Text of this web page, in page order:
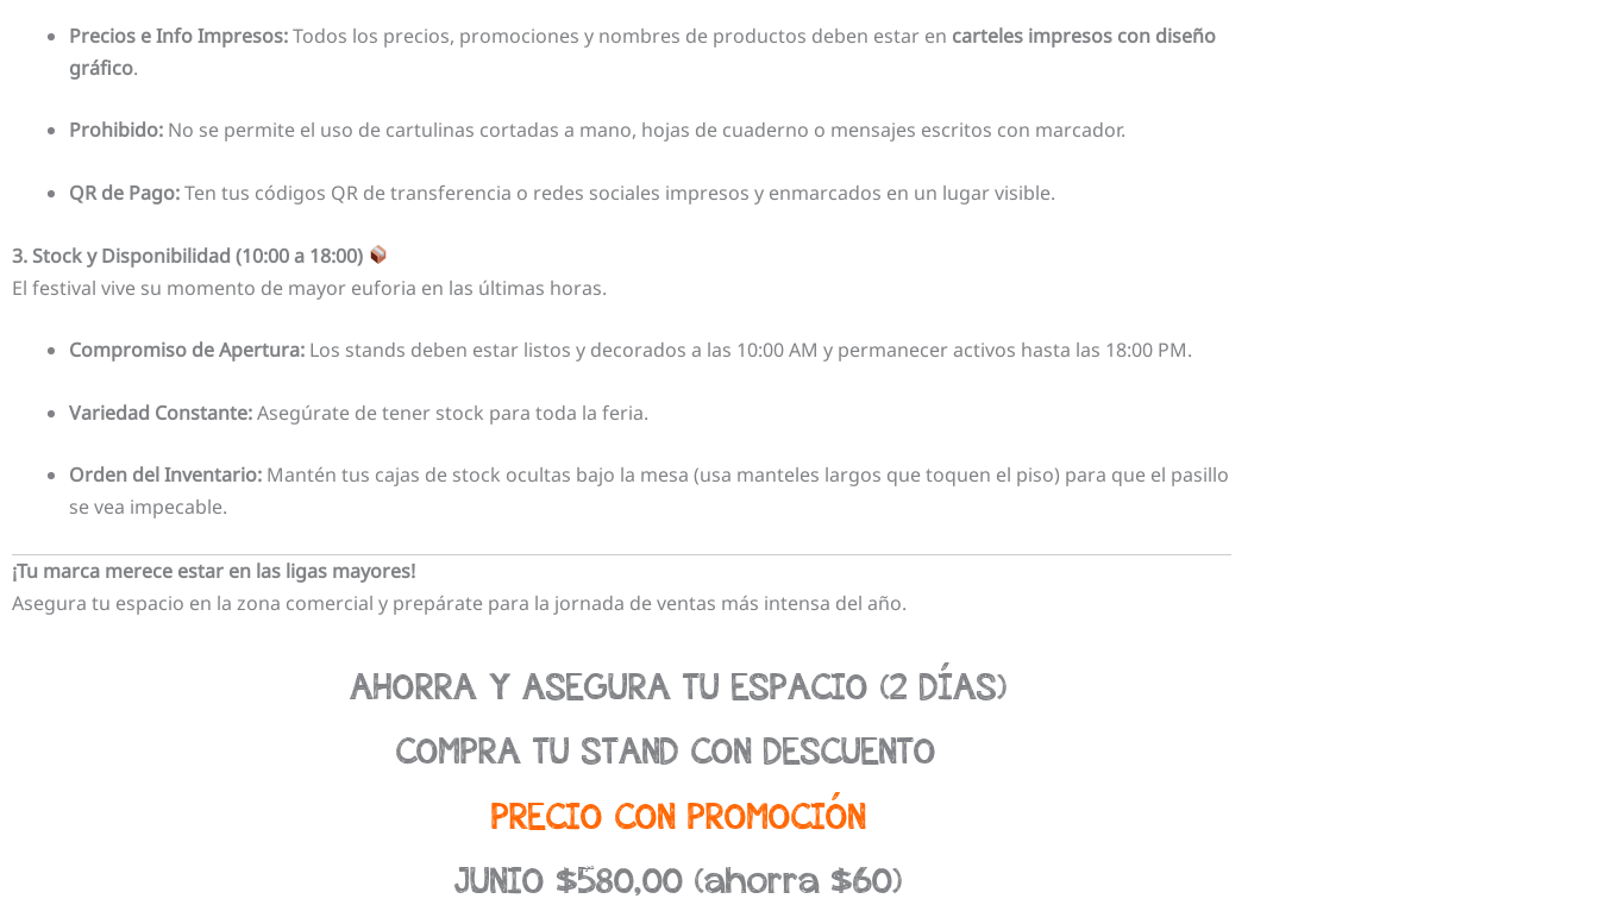
Precios e Info Impresos:Todos los precios, promociones y nombres de productos deben estar en carteles impresos con diseño
gráfico.
Prohibido: No se permite el uso de cartulinas cortadas a mano, hojas de cuaderno o mensajes escritos con marcador.
QR de Pago:Ten tus códigos QR de transferencia o redes sociales impresos y enmarcados en un lugar visible.
3. Stock y Disponibilidad (10:00 a 18:00)
El festival vive su momento de mayor euforia en las últimas horas.
Compromiso de Apertura: Los stands deben estar listos y decorados a las 10:00 AM y permanecer activos hasta las 18:00 PM.
Variedad Constante:Asegúrate de tener stock para toda la feria.
Orden del Inventario: Mantén tus cajas de stock ocultas bajo la mesa (usa manteles largos que toquen el piso) para que el pasillo
se vea impecable.
¡Tu marca merece estar en las ligas mayores!
Asegura tu espacio en la zona comercial y prepárate para la jornada de ventas más intensa del año.
AHORRA Y ASEGURA TU ESPACIO (2 DÍAS)
COMPRA TU STAND CON DESCUENTO
PRECIO CON PROMOCIÓN
JUNIO $580,00 (ahorra $60)